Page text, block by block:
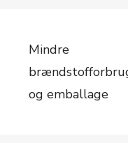
Mindre
og emballage